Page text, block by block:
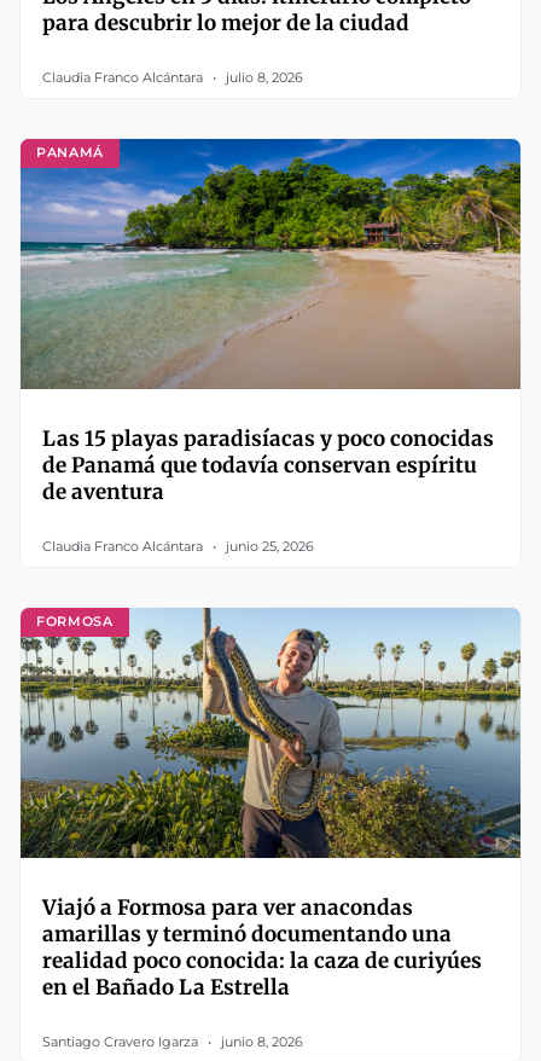
para descubrir lo mejor de la ciudad
Claudia Franco Alcántara julio 8, 2026
PANAMÁ
Las 15 playas paradisíacas y poco conocidas
de Panamá que todavía conservan espíritu
de aventura
Claudia Franco Alcántara junio 25, 2026
FORMOSA
Viajó a Formosa para ver anacondas
amarillas y terminó documentando una
realidad poco conocida: la caza de curiyúes
en el Bañado La Estrella
Santiago Cravero Igarza junio 8, 2026